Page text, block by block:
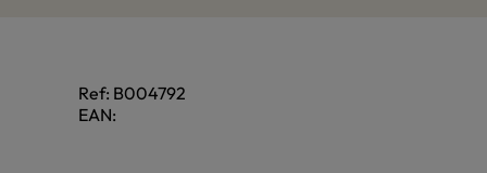
Ref: B004792
EAN: